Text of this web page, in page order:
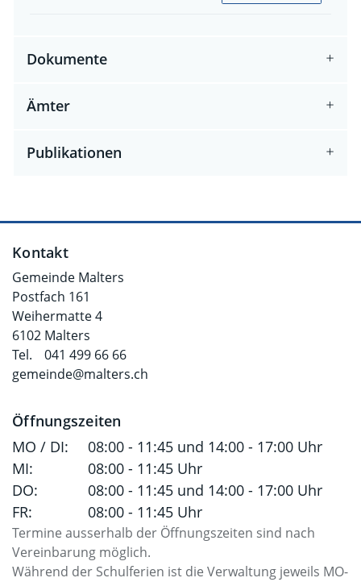
Dokumente
Ämter
Publikationen
Fusszeile
Kontakt
Gemeinde Malters
Postfach 161
Weihermatte 4
6102 Malters
Tel.
041 499 66 66
gemeinde@malters.ch
Öffnungszeiten
MO / DI:
08:00 - 11:45 und 14:00 - 17:00 Uhr
MI:
08:00 - 11:45 Uhr
DO:
08:00 - 11:45 und 14:00 - 17:00 Uhr
FR:
08:00 - 11:45 Uhr
Termine ausserhalb der Öffnungszeiten sind nach
Vereinbarung möglich.
Während der Schulferien ist die Verwaltung jeweils MO-